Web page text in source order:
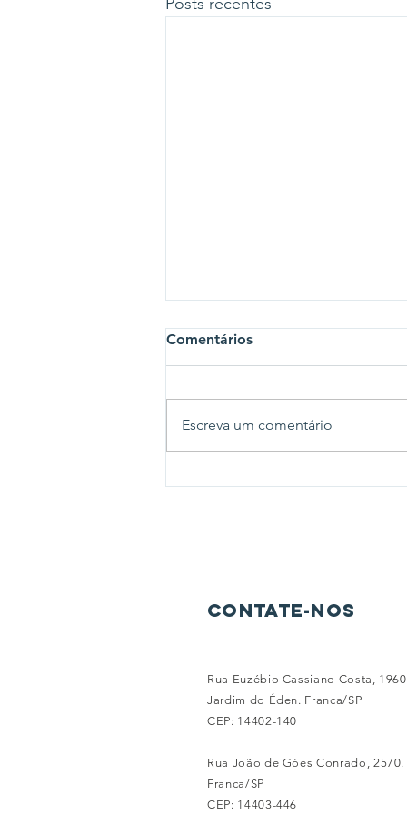
Comentários
Escreva um comentário
Contate-nos
Rua Euzébio Cassiano Costa,
Jardim do Éden. Franca/SP
CEP: 14402-140
Rua João de Góes Conrado, 2570.
Franca/SP
CEP: 14403-446